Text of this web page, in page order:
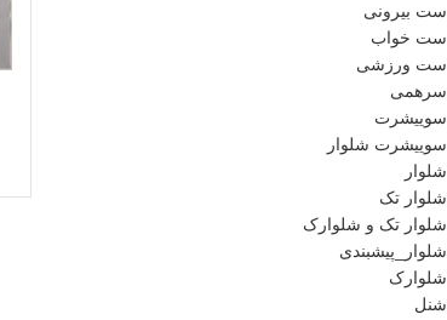
ست بیرونی
ست خواب
ست ورزشی
سرهمی
سوییشرت
سوییشرت شلوار
شلوار
شلوار تک
شلوار تک و شلوارک
شلوار_پیشبندی
شلوارک
شنل